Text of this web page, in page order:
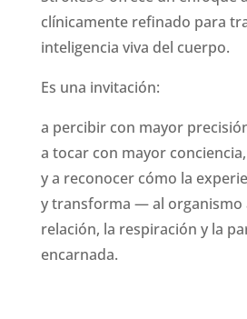
clínicamente refinado para
inteligencia viva del cuerpo.
Es una invitación:
a percibir con mayor
a tocar con mayor conciencia,
y a reconocer cómo la
y transforma — al organismo
relación, la respiración y la
encarnada.